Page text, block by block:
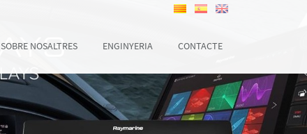
SOBRE NOSALTRES ENGINYERIA CONTACTE